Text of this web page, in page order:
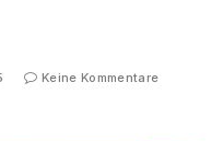
Keine Kommentare